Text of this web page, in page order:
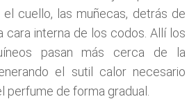
cuello, las muñecas, detrás de
cara interna de los codos. Allí los
pasan más cerca de la
el sutil calor necesario
perfume de forma gradual.